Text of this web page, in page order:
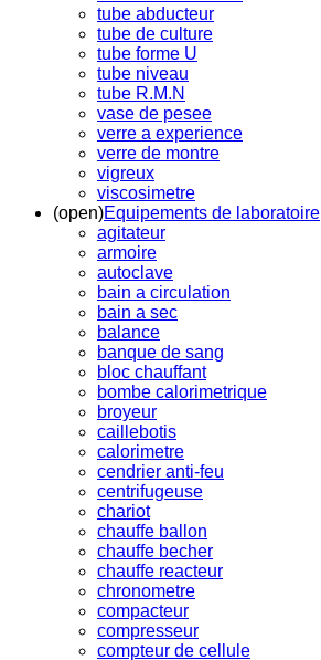
tube abducteur
tube de culture
tube forme U
tube niveau
tube R.M.N
vase de pesee
verre a experience
verre de montre
vigreux
viscosimetre
(open)Equipements de laboratoire
agitateur
armoire
autoclave
bain a circulation
bain a sec
balance
banque de sang
bloc chauffant
bombe calorimetrique
broyeur
caillebotis
calorimetre
cendrier anti-feu
centrifugeuse
chariot
chauffe ballon
chauffe becher
chauffe reacteur
chronometre
compacteur
compresseur
compteur de cellule